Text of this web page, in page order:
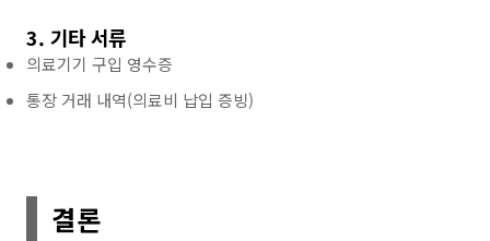
3. 기타 서류
의료기기 구입 영수증
통장 거래 내역(의료비 납입 증빙)
결론